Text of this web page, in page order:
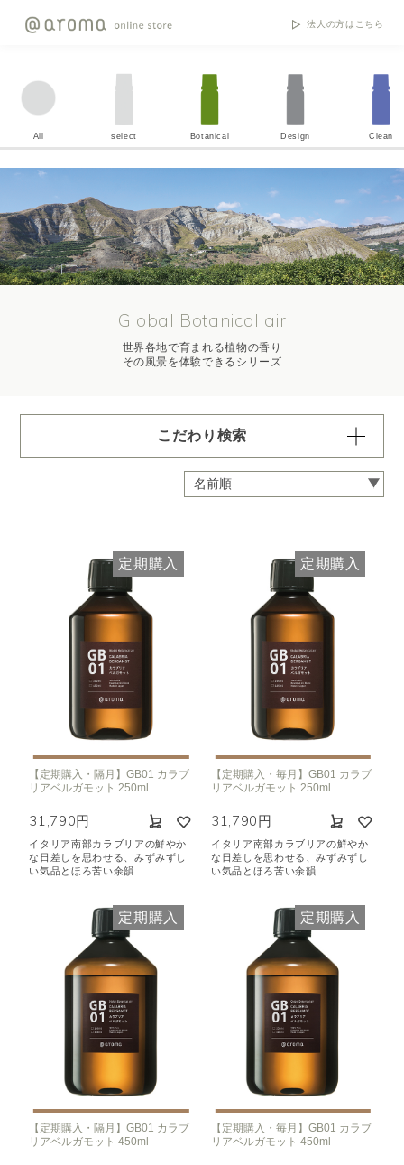
法人の方はこちら
All select Botanical Design Clean
Global Botanical air
世界各地で育まれる植物の香り
その風景を体験できるシリーズ
こだわり検索
容量・用途で絞り込む ※一つお選びください
定期 業務用オイル250ml
定期 業務用オイル450ml
頻度で絞り込む
毎月お届け 3か月に1度
定期購入
【定期購入・隔月】GB01 カラブ
リアベルガモット 250ml
31,790円
イタリア南部カラブリアの鮮やか
な日差しを思わせる、みずみずし
い気品とほろ苦い余韻
定期購入
【定期購入・毎月】GB01 カラブ
リアベルガモット 250ml
31,790円
イタリア南部カラブリアの鮮やか
な日差しを思わせる、みずみずし
い気品とほろ苦い余韻
定期購入
【定期購入・隔月】GB01 カラブ
リアベルガモット 450ml
定期購入
【定期購入・毎月】GB01 カラブ
リアベルガモット 450ml